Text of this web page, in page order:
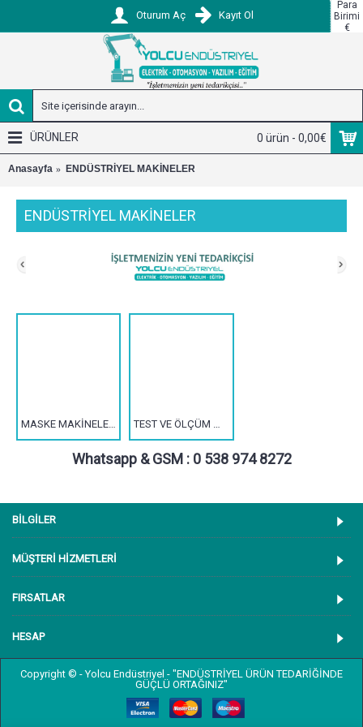
Para
Birimi
€
Oturum Aç Kayıt Ol
0 ürün - 0,00€
ÜRÜNLER
Anasayfa ENDÜSTRİYEL MAKİNELER
ENDÜSTRİYEL MAKİNELER
MASKE MAKİNELERİ TEST VE ÖLÇÜM MAKİNELERİ
Whatsapp & GSM : 0 538 974 8272
BİLGİLER
MÜŞTERİ HİZMETLERİ
FIRSATLAR
HESAP
Copyright © - Yolcu Endüstriyel - "ENDÜSTRİYEL ÜRÜN TEDARİĞİNDE
GÜÇLÜ ORTAĞINIZ"